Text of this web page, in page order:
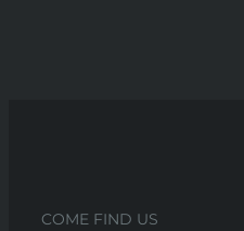
COME FIND US